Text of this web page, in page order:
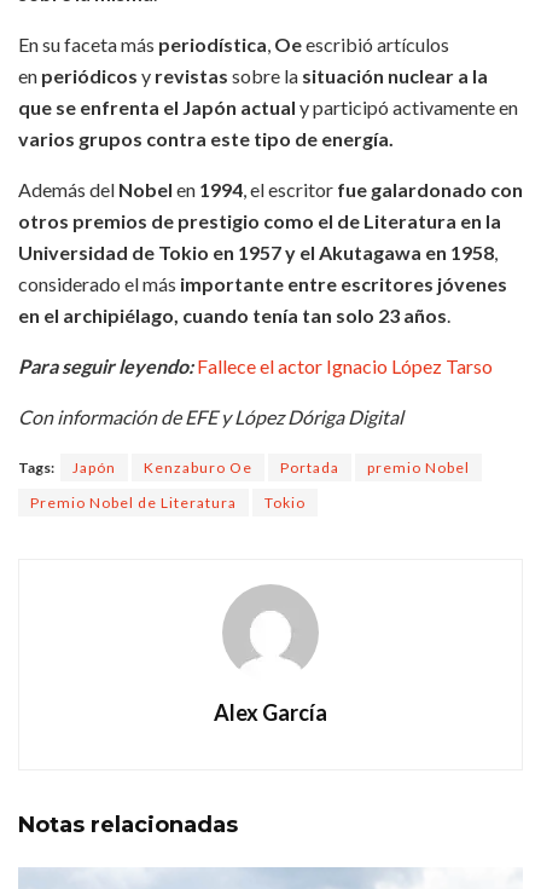
En su faceta más periodística Oeescribió artículos
en periódicos y revistas sobre la situación nuclear a la
que se enfrenta el Japón actual y participó activamente en
varios grupos contra este tipo de energía.
Además del Nobel en 1994 , el escritor fue galardonado con
otros premios de prestigio como el de Literatura en la
Universidad de Tokio en 1957 y el Akutagawa en 1958
considerado el más importante entre escritores jóvenes
en el archipiélago, cuando tenía tan solo 23 años
Para seguir leyendo: Fallece el actor Ignacio López Tarso
Con información de EFE y López Dóriga Digital
Tags: Japón Kenzaburo Oe Portada
premio Nobel
Premio Nobel de Literatura
Tokio
Alex García
Notas relacionadas